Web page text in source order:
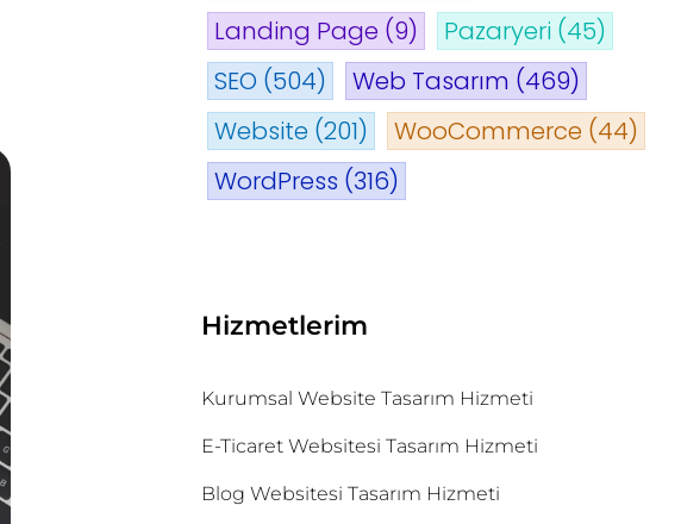
Landing Page (9) Pazaryeri (45)
SEO (504) Web Tasarım (469)
Website (201) WooCommerce (44)
WordPress (316)
Hizmetlerim
Kurumsal Website Tasarım Hizmeti
E-Ticaret Websitesi Tasarım Hizmeti
Blog Websitesi Tasarım Hizmeti